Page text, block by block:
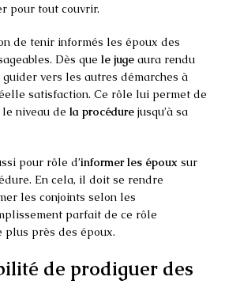
pour tout couvrir.
de tenir informés les époux des
Dès que le juge aura rendu
vers les autres démarches à
satisfaction. Ce rôle lui permet de
niveau de la procédure jusqu’à sa
pour rôle d’informer les époux sur
En cela, il doit se rendre
les conjoints selon les
parfait de ce rôle
plus près des époux.
de prodiguer des